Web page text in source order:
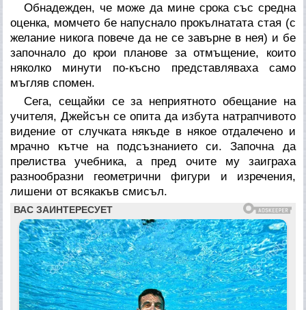
Обнадежден, че може да мине срока със средна
оценка, момчето бе напуснало прокълнатата стая (с
желание никога повече да не се завърне в нея) и бе
започнало до крои планове за отмъщение, които
няколко минути по-късно представляваха само
мъгляв спомен.
Сега, сещайки се за неприятното обещание на
учителя, Джейсън се опита да избута натрапчивото
видение от случката някъде в някое отдалечено и
мрачно кътче на подсъзнанието си. Започна да
прелиства учебника, а пред очите му заиграха
разнообразни геометрични фигури и изречения,
лишени от всякакъв смисъл.